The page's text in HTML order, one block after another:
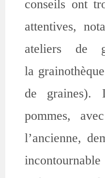
conseils ont
attentives,
ateliers de
la
de graines).
pommes,
l’ancienne,